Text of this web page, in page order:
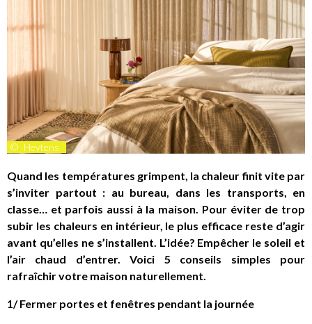
© Heytens
Quand les températures grimpent, la chaleur finit vite par
s’inviter partout : au bureau, dans les transports, en
classe… et parfois aussi à la maison. Pour éviter de trop
subir les chaleurs en intérieur, le plus efficace reste d’agir
avant qu’elles ne s’installent. L’idée? Empêcher le soleil et
l’air chaud d’entrer. Voici 5 conseils simples pour
rafraîchir votre maison naturellement.
1/ Fermer portes et fenêtres pendant la journée